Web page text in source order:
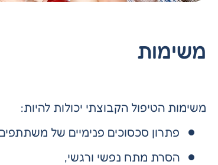
משימות
משימות הטיפול הקבוצתי יכולות להיות:
פתרון סכסוכים פנימיים של
הסרת מתח נפשי ורגשי,